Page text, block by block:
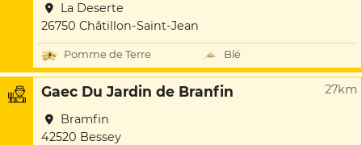
La Deserte
26750 Châtillon-Saint-Jean
Pomme de Terre Blé
Gaec Du Jardin de Branfin 27km
Bramfin
42520 Bessey